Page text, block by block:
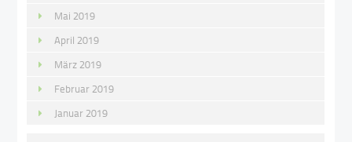
Mai 2019
April 2019
März 2019
Februar 2019
Januar 2019